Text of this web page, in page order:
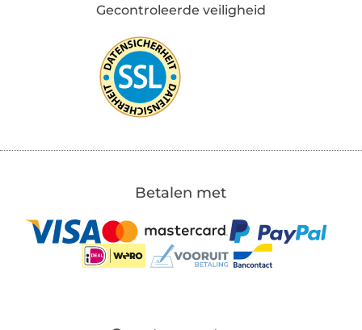
Gecontroleerde veiligheid
Betalen met